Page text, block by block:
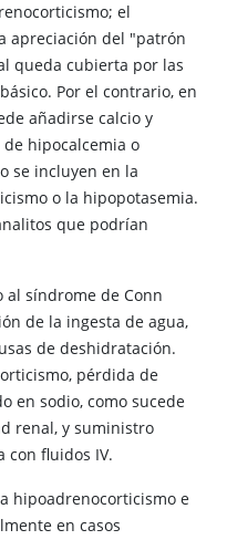
el
apreciación del "patrón
queda cubierta por las
Por el contrario, en
añadirse calcio y
hipocalcemia o
se incluyen en la
o la hipopotasemia.
que podrían
síndrome de Conn
de la ingesta de agua,
de deshidratación.
pérdida de
en sodio, como sucede
renal, y suministro
con fluidos IV.
hipoadrenocorticismo e
en casos